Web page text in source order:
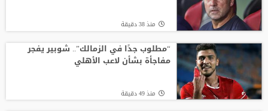
وفاة والد ليونيل ميسي عن 68 عاما
منذ 38 دقيقة
“مطلوب جدًا في الزمالك”.. شوبير يفجر
مفاجأة بشأن لاعب الأهلي
منذ 49 دقيقة